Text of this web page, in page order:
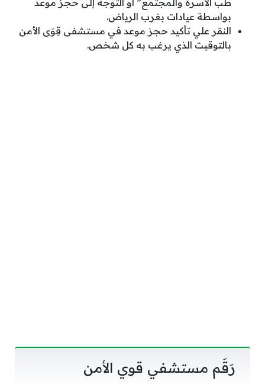
بواسطة عيادات بغرب الرياض.
النقر علي تأكيد حجز موعد في مستشفى قِوَى الأمن
بالتوقيت الذي يرغب به كل شخص.
رَقَم مستشفي قوي الأمن